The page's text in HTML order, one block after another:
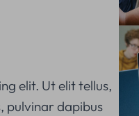
elit. Ut elit tellus,
pulvinar dapibus